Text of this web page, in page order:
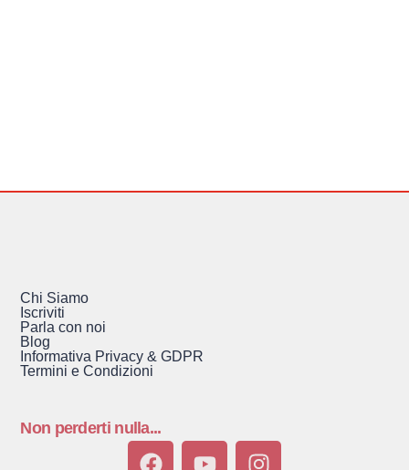
Chi Siamo
Iscriviti
Parla con noi
Blog
Informativa Privacy & GDPR
Termini e Condizioni
Non perderti nulla...